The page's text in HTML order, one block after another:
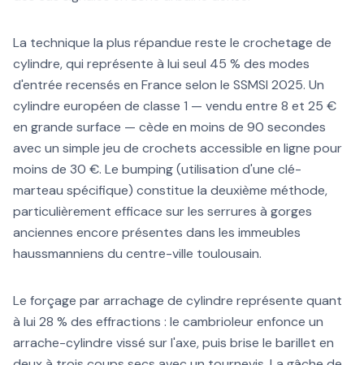
La technique la plus répandue reste le crochetage de
cylindre, qui représente à lui seul 45 % des modes
d'entrée recensés en France selon le SSMSI 2025. Un
cylindre européen de classe 1 — vendu entre 8 et 25 €
en grande surface — cède en moins de 90 secondes
avec un simple jeu de crochets accessible en ligne pour
moins de 30 €. Le bumping (utilisation d'une clé-
marteau spécifique) constitue la deuxième méthode,
particulièrement efficace sur les serrures à gorges
anciennes encore présentes dans les immeubles
haussmanniens du centre-ville toulousain.
Le forçage par arrachage de cylindre représente quant
à lui 28 % des effractions : le cambrioleur enfonce un
arrache-cylindre vissé sur l'axe, puis brise le barillet en